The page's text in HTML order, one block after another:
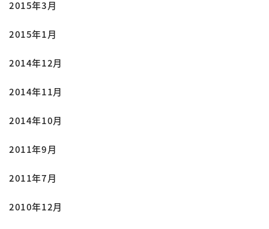
2015年3月
2015年1月
2014年12月
2014年11月
2014年10月
2011年9月
2011年7月
2010年12月